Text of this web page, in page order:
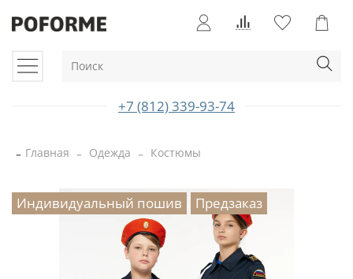
+7 (812) 339-93-74
Главная Одежда Костюмы
Индивидуальный пошив Предзаказ